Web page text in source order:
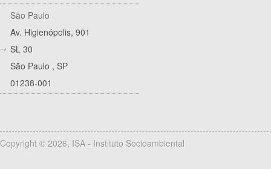
São Paulo
Av. Higienópolis, 901
SL 30
São Paulo , SP
01238-001
Copyright © 2026, ISA - Instituto Socioambiental